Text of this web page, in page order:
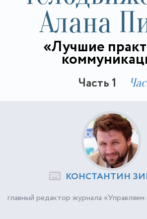
Алана
«Лучшие
Часть 1
КОНСТАНТИН
главный редактор журнала